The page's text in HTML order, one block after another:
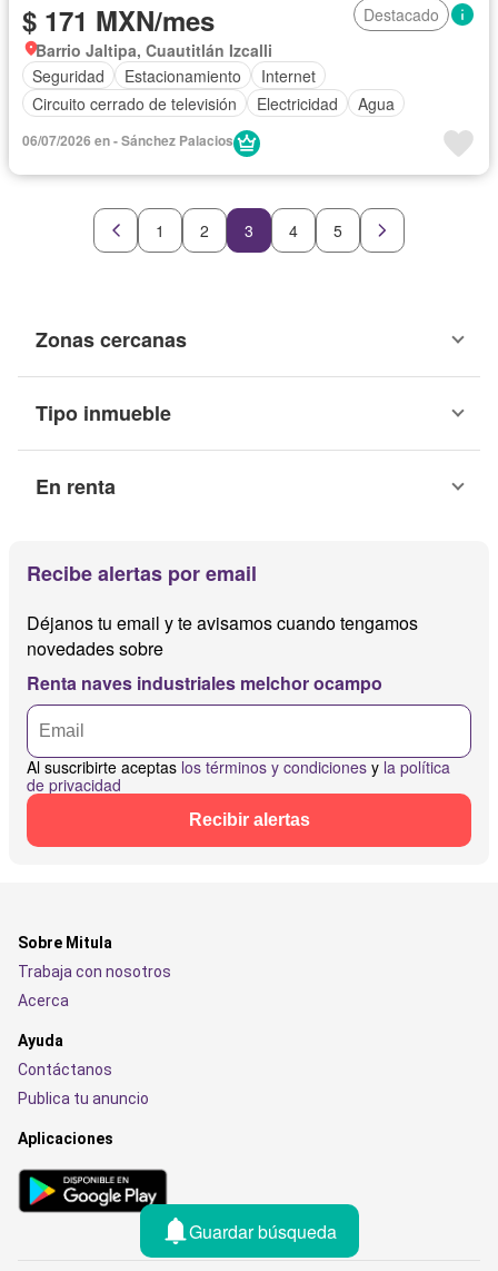
$ 171 MXN/mes
Destacado
Barrio Jaltipa, Cuautitlán Izcalli
Seguridad
Estacionamiento
Internet
Circuito cerrado de televisión
Electricidad Agua
06/07/2026 en - Sánchez Palacios
1 2 3 4 5
Zonas cercanas
Tipo inmueble
En renta
Recibe alertas por email
Déjanos tu email y te avisamos cuando tengamos
novedades sobre
Renta naves industriales melchor ocampo
Al suscribirte aceptas los términos y condiciones y la política
de privacidad
Recibir alertas
Guardar búsqueda
Sobre Mitula
Trabaja con nosotros
Acerca
Ayuda
Contáctanos
Publica tu anuncio
Aplicaciones